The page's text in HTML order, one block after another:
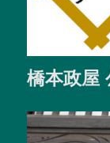
橋本政屋